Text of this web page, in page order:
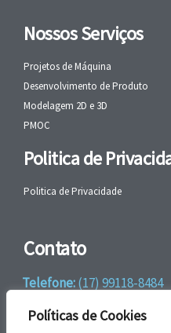
Políticas de Cookies
Nossos Serviços
Projetos de Máquina
Desenvolvimento de Produto
Modelagem 2D e 3D
PMOC
Politica de
Politica de Privacidade
Contato
Telefone:(17) 99118-8484
WhatsApp:+55 (17) 99118-